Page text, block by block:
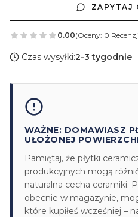
ZAPYTAJ
0.00(Oceny: 0
Czas wysyłki:2-3 tygodnie
WAŻNE: DOMAWIASZ
UŁOŻONEJ
Pamiętaj, że płytki
produkcyjnych mogą
naturalna cecha ceramiki.
obecnie w magazynie,
które kupiłeś wcześniej –